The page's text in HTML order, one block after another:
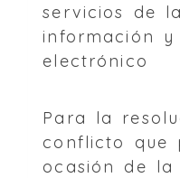
servicios de
información
electrónico
Para la
conflicto que
ocasión de la